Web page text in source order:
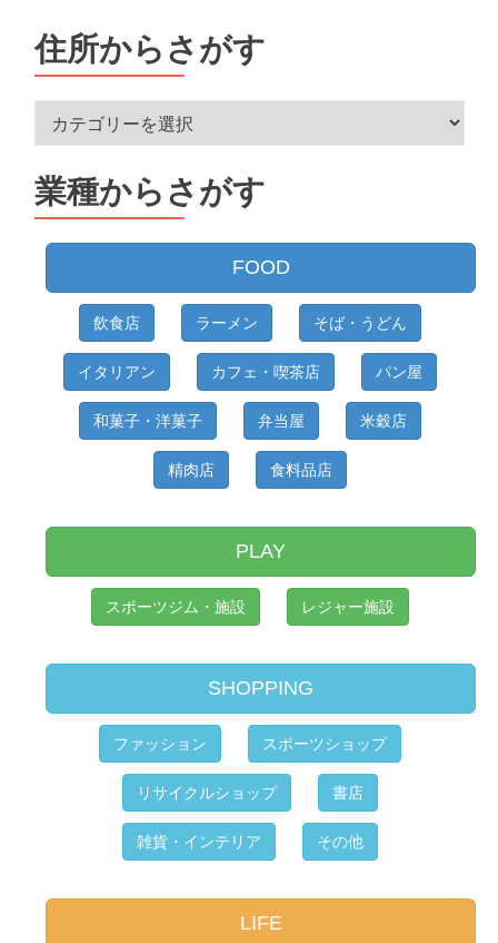
住所からさがす
ら
さ
が
業種からさがす
FOOD
飲食店 ラーメン そば・うどん
イタリアン カフェ・喫茶店 パン屋
和菓子・洋菓子 弁当屋 米穀店
精肉店 食料品店
PLAY
スポーツジム・施設 レジャー施設
SHOPPING
ファッション スポーツショップ
リサイクルショップ 書店
雑貨・インテリア その他
LIFE